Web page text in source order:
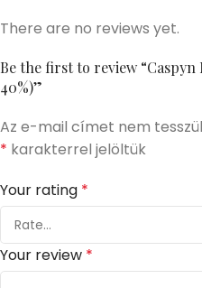
There are no reviews yet.
Be the first to review “Caspyn
40%)”
Az e-mail címet nem
* karakterrel jelöltük
Your rating *
Your review *